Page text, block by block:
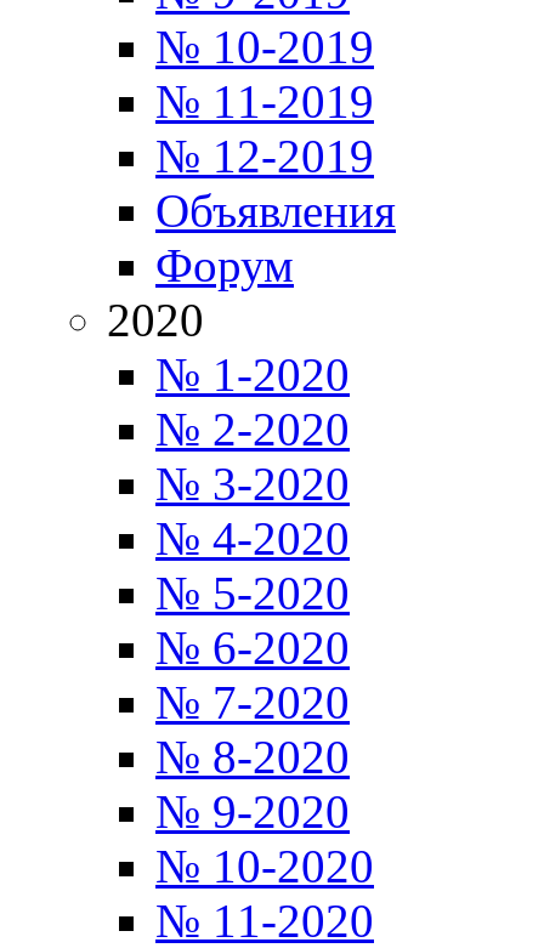
№ 10-2019
№ 11-2019
№ 12-2019
Объявления
Форум
2020
№ 1-2020
№ 2-2020
№ 3-2020
№ 4-2020
№ 5-2020
№ 6-2020
№ 7-2020
№ 8-2020
№ 9-2020
№ 10-2020
№ 11-2020